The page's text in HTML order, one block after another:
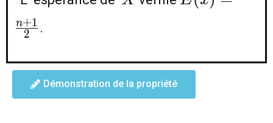
{2}
2
n+1 .
Démonstration de la propriété